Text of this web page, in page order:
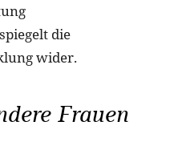
die
wider.
Frauen